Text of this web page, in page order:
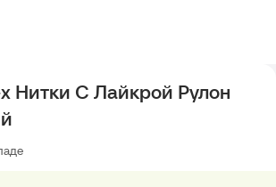
Нитки С Лайкрой Рулон